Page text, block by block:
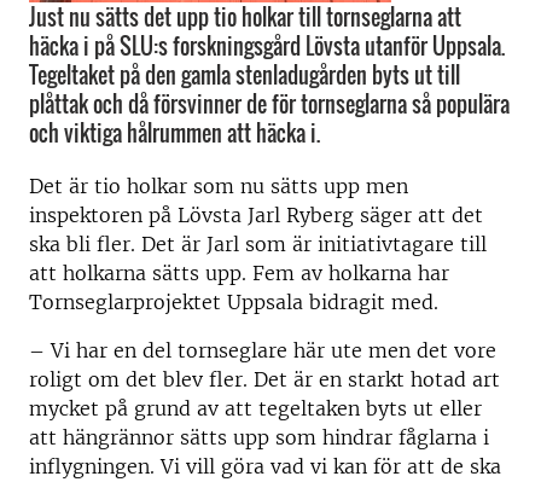
Just nu sätts det upp tio holkar till tornseglarna att
häcka i på SLU:s forskningsgård Lövsta utanför Uppsala.
Tegeltaket på den gamla stenladugården byts ut till
plåttak och då försvinner de för tornseglarna så populära
och viktiga hålrummen att häcka i.
Det är tio holkar som nu sätts upp men
inspektoren på Lövsta Jarl Ryberg säger att det
ska bli fler. Det är Jarl som är initiativtagare till
att holkarna sätts upp. Fem av holkarna har
Tornseglarprojektet Uppsala bidragit med.
– Vi har en del tornseglare här ute men det vore
roligt om det blev fler. Det är en starkt hotad art
mycket på grund av att tegeltaken byts ut eller
att hängrännor sätts upp som hindrar fåglarna i
inflygningen. Vi vill göra vad vi kan för att de ska